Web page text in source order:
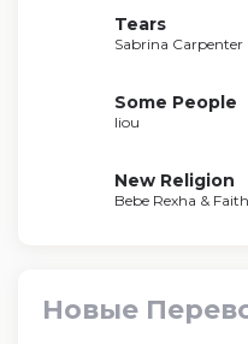
Tears
Sabrina Carpenter
Some People
liou
New Religion
Bebe Rexha &
Новые